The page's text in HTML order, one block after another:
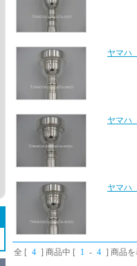
ヤマハ
ヤマハ
ヤマハ
全 [ 4 ] 商品中 [ 1 - 4 ] 商品を